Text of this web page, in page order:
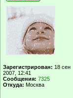
Зарегистрирован: 18 сен
2007, 12:41
Сообщения: 7325
Откуда: Москва